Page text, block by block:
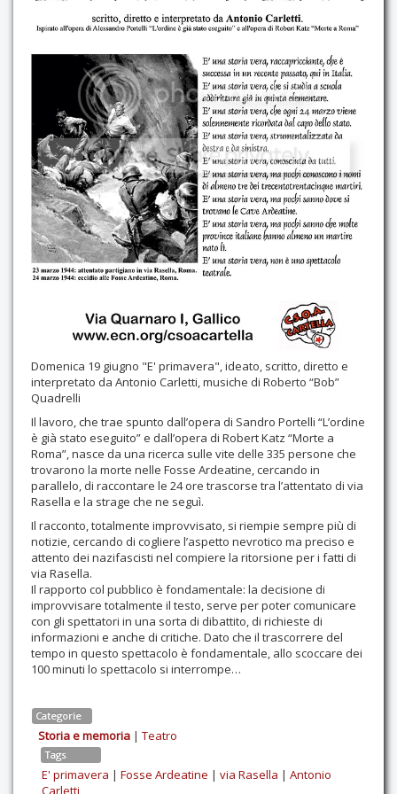
Contatti
Domenica 19 giugno "E' primavera", ideato, scritto, diretto e
interpretato da Antonio Carletti, musiche di Roberto “Bob”
Quadrelli
Il lavoro, che trae spunto dall’opera di Sandro Portelli “L’ordine
è già stato eseguito” e dall’opera di Robert Katz “Morte a
Roma”, nasce da una ricerca sulle vite delle 335 persone che
trovarono la morte nelle Fosse Ardeatine, cercando in
parallelo, di raccontare le 24 ore trascorse tra l’attentato di via
Rasella e la strage che ne seguì.
Il racconto, totalmente improvvisato, si riempie sempre più di
notizie, cercando di cogliere l’aspetto nevrotico ma preciso e
attento dei nazifascisti nel compiere la ritorsione per i fatti di
via Rasella.
Il rapporto col pubblico è fondamentale: la decisione di
improvvisare totalmente il testo, serve per poter comunicare
con gli spettatori in una sorta di dibattito, di richieste di
informazioni e anche di critiche. Dato che il trascorrere del
tempo in questo spettacolo è fondamentale, allo scoccare dei
100 minuti lo spettacolo si interrompe…
Categorie
Storia e memoria | Teatro
Tags
E' primavera | Fosse Ardeatine | via Rasella | Antonio